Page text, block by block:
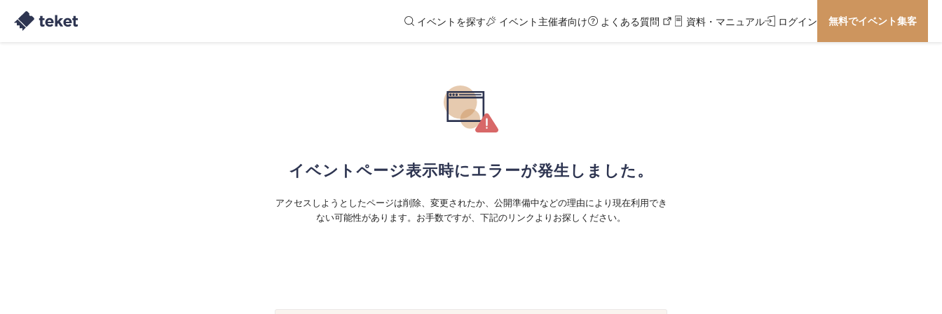
イベントを探す イベント主催者向け よくある質問 資料・マニュアル ログイン 無料でイベント集客
イベントページ表示時にエラーが発生しました。
アクセスしようとしたページは削除、変更されたか、公開準備中などの理由により現在利用でき
ない可能性があります。お手数ですが、下記のリンクよりお探しください。